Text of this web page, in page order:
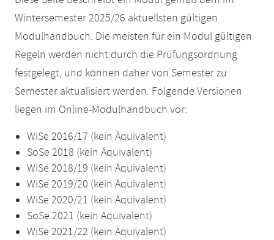
Wintersemester 2025/26 aktuellsten gültigen
Modulhandbuch. Die meisten für ein Modul gültigen
Regeln werden nicht durch die Prüfungsordnung
festgelegt, und können daher von Semester zu
Semester aktualisiert werden. Folgende Versionen
liegen im Online-Modulhandbuch vor:
WiSe 2016/17 (kein Äquivalent)
SoSe 2018 (kein Äquivalent)
WiSe 2018/19 (kein Äquivalent)
WiSe 2019/20 (kein Äquivalent)
WiSe 2020/21 (kein Äquivalent)
SoSe 2021 (kein Äquivalent)
WiSe 2021/22 (kein Äquivalent)